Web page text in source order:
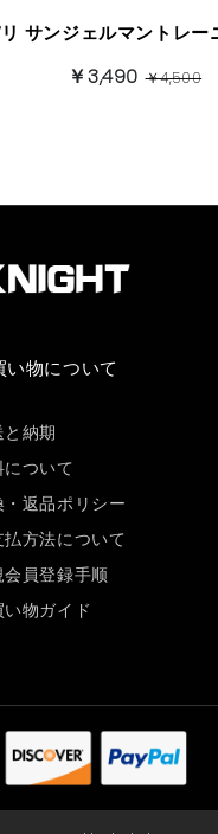
￥3,490￥4,500
い物について
納期
ついて
・返品ポリシー
払方法について
会員登録手顺
い物ガイド